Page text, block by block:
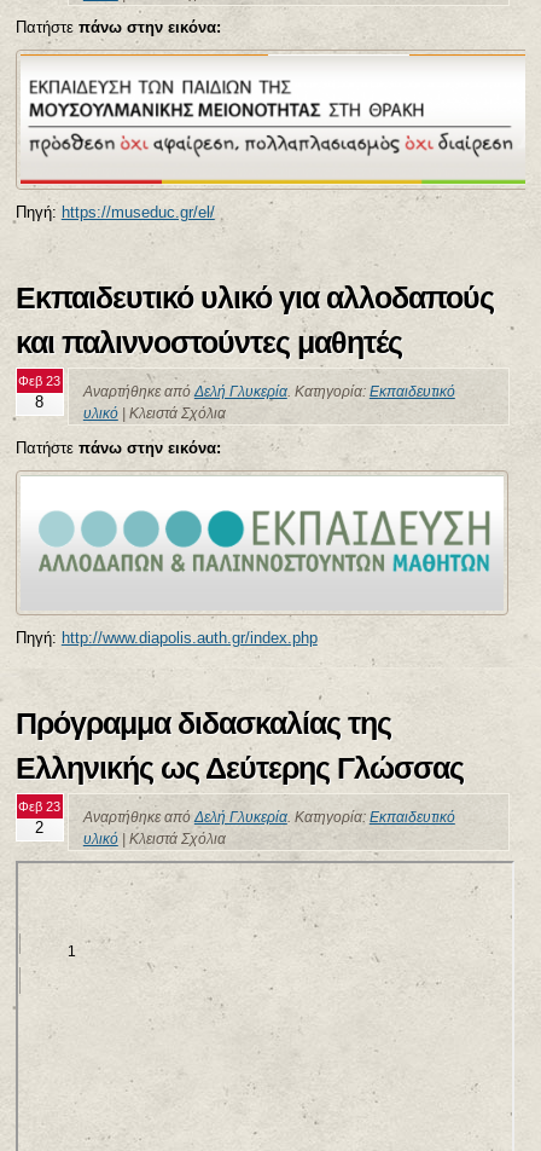
Πατήστε πάνω στην εικόνα:
Πηγή: https://museduc.gr/el/
Εκπαιδευτικό υλικό για αλλοδαπούς
και παλιννοστούντες μαθητές
Φεβ 23
8
Αναρτήθηκε απόΔελή Γλυκερία. Κατηγορία: Εκπαιδευτικό
υλικό| Κλειστά Σχόλια
Πατήστε πάνω στην εικόνα:
Πηγή: http://www.diapolis.auth.gr/index.php
Πρόγραμμα διδασκαλίας της
Ελληνικής ως Δεύτερης Γλώσσας
Φεβ 23
2
Αναρτήθηκε απόΔελή Γλυκερία. Κατηγορία: Εκπαιδευτικό
υλικό| Κλειστά Σχόλια